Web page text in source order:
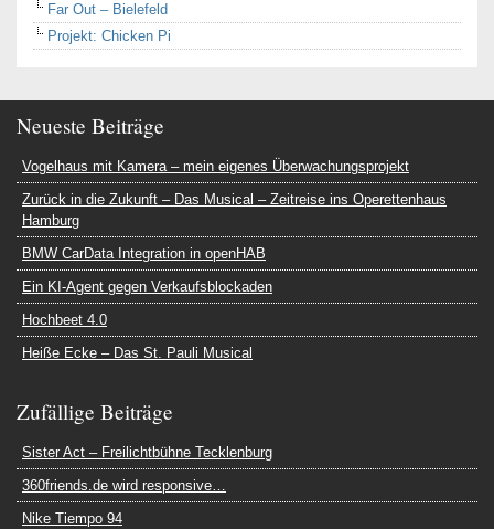
Far Out – Bielefeld
Projekt: Chicken Pi
Neueste Beiträge
Vogelhaus mit Kamera – mein eigenes Überwachungsprojekt
Zurück in die Zukunft – Das Musical – Zeitreise ins Operettenhaus
Hamburg
BMW CarData Integration in openHAB
Ein KI-Agent gegen Verkaufsblockaden
Hochbeet 4.0
Heiße Ecke – Das St. Pauli Musical
Zufällige Beiträge
Sister Act – Freilichtbühne Tecklenburg
360friends.de wird responsive…
Nike Tiempo 94